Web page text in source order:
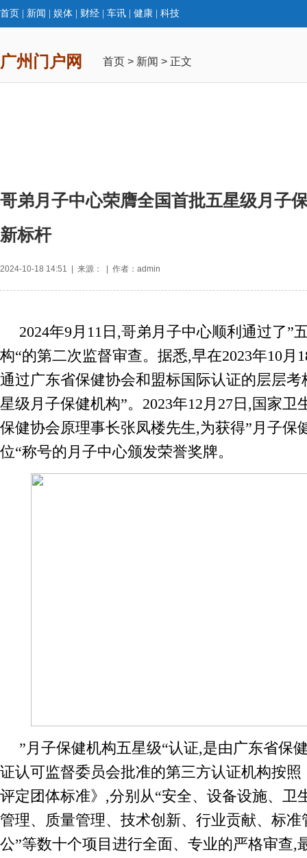
首页 新闻 娱体 财经 车讯 健康 科技
广州门户网 首页 > 新闻 > 正文
哥弟月子中心荣膺全国首批五星级月子
新标杆
2024-10-18 14:51 | 来源： | 作者：admin
2024年9月11日,哥弟月子中心顺利通过了”
构“的第二次监督审查。据悉,早在2023年10月
通过广东省保健协会和盟标国际认证的层层考
星级月子保健机构”。2023年12月27日,国家卫
保健协会原理事长张凤楼先生,为获得”月子保
位“称号的月子中心颁发荣誉奖牌。
”月子保健机构五星级“认证,是由广东省保
证认可监督委员会批准的第三方认证机构按
评定团体标准》,分别从“安全、设备设施、卫
管理、质量管理、技术创新、行业贡献、标准
公”等数十个项目进行全面、专业的严格审查,